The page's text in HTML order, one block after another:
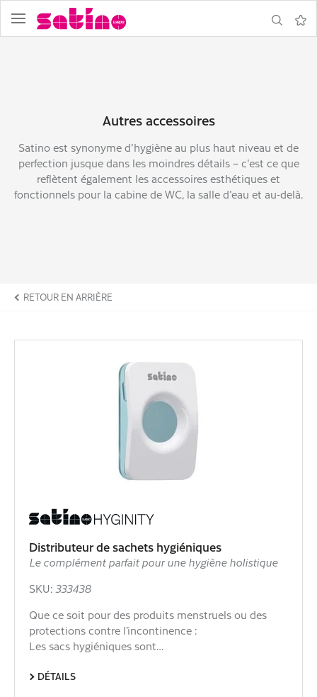
menu
Bloc-
Autres accessoires
Satino est synonyme d'hygiène au plus haut niveau et de
perfection jusque dans les moindres détails – c'est ce que
reflètent également les accessoires esthétiques et
fonctionnels pour la cabine de WC, la salle d'eau et au-delà.
RETOUR EN ARRIÈRE
Distributeur de sachets hygiéniques
Le complément parfait pour une hygiène holistique
SKU: 333438
Que ce soit pour des produits menstruels ou des
protections contre l’incontinence :
Les sacs hygiéniques sont…
DÉTAILS